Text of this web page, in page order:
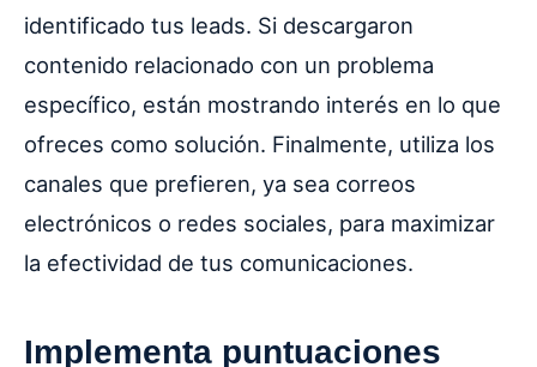
identificado tus leads. Si descargaron
contenido relacionado con un problema
específico, están mostrando interés en lo que
ofreces como solución. Finalmente, utiliza los
canales que prefieren, ya sea correos
electrónicos o redes sociales, para maximizar
la efectividad de tus comunicaciones.
Implementa puntuaciones